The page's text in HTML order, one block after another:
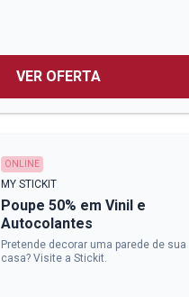
VER OFERTA
ONLINE
MY STICKIT
Poupe 50% em Vinil e
Autocolantes
Pretende decorar uma parede de sua
casa? Visite a Stickit.